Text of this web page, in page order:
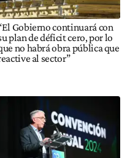
Gobierno continuará con
plan de déficit cero, por lo
no habrá obra pública que
al sector”